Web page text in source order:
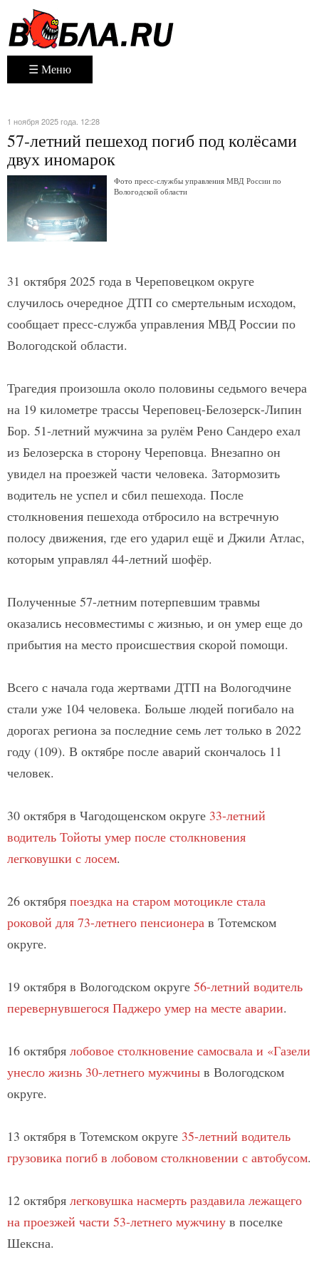
☰ Меню
1 ноября 2025 года. 12:28
57-летний пешеход погиб под колёсами
двух иномарок
Фото пресс-службы управления МВД России по
Вологодской области
31 октября 2025 года в Череповецком округе
случилось очередное ДТП со смертельным исходом,
сообщает пресс-служба управления МВД России по
Вологодской области.
Трагедия произошла около половины седьмого вечера
на 19 километре трассы Череповец-Белозерск-Липин
Бор. 51-летний мужчина за рулём Рено Сандеро ехал
из Белозерска в сторону Череповца. Внезапно он
увидел на проезжей части человека. Затормозить
водитель не успел и сбил пешехода. После
столкновения пешехода отбросило на встречную
полосу движения, где его ударил ещё и Джили Атлас,
которым управлял 44-летний шофёр.
Полученные 57-летним потерпевшим травмы
оказались несовместимы с жизнью, и он умер еще до
прибытия на место происшествия скорой помощи.
Всего с начала года жертвами ДТП на Вологодчине
стали уже 104 человека. Больше людей погибало на
дорогах региона за последние семь лет только в 2022
году (109). В октябре после аварий скончалось 11
человек.
30 октября в Чагодощенском округе 33-летний
водитель Тойоты умер после столкновения
легковушки с лосем.
26 октября поездка на старом мотоцикле стала
роковой для 73-летнего пенсионера в Тотемском
округе.
19 октября в Вологодском округе 56-летний водитель
перевернувшегося Паджеро умер на месте аварии.
16 октября лобовое столкновение самосвала и «Газели
унесло жизнь 30-летнего мужчины в Вологодском
округе.
13 октября в Тотемском округе 35-летний водитель
грузовика погиб в лобовом столкновении с автобусом.
12 октября легковушка насмерть раздавила лежащего
на проезжей части 53-летнего мужчину в поселке
Шексна.